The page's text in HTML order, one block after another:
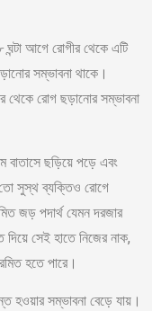
আগে রোগীর থেকে এটি
সম্ভাবনা থাকে।
থেকে রোগ ছড়ানোর সম্ভাবনা
বাতাসে ছড়িয়ে পড়ে এবং
সুস্থ ব্যক্তিও রোগে
জড় পদার্থ যেমন দরজার
সেই হাতে নিজের নাক,
হতে পারে।
হওয়ার সম্ভাবনা বেড়ে যায়।